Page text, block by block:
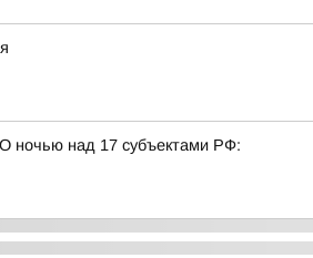
ночью над 17 субъектами РФ: